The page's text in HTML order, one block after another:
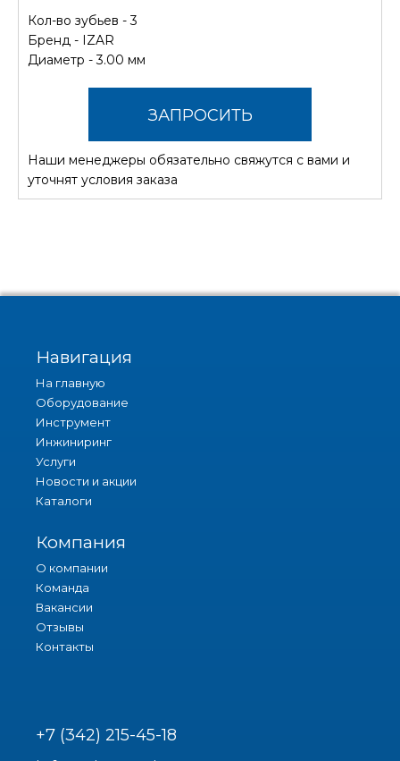
Кол-во зубьев - 3
Бренд - IZAR
Диаметр - 3.00 мм
ЗАПРОСИТЬ
СТОИМОСТЬ
Наши менеджеры обязательно свяжутся с вами и
уточнят условия заказа
Навигация
На главную
Оборудование
Инструмент
Инжиниринг
Услуги
Новости и акции
Каталоги
Компания
О компании
Команда
Вакансии
Отзывы
Контакты
+7 (342) 215-45-18